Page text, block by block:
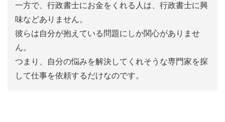
一方で、行政書士にお金をくれる人は、行政書士に興
味などありません。
彼らは自分が抱えている問題にしか関心がありませ
ん。
つまり、自分の悩みを解決してくれそうな専門家を探
して仕事を依頼するだけなのです。